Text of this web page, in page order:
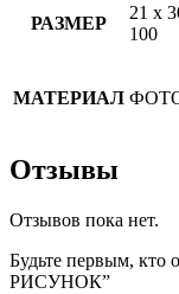
РАЗМЕР
21 х
100
МАТЕРИАЛ
Отзывы
Отзывов пока нет.
Будьте первым,
РИСУНОК”